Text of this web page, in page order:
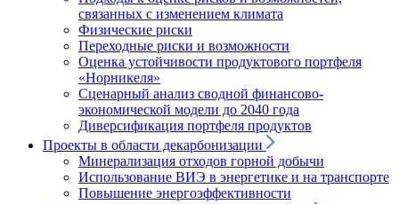
связанных с изменением климата
Физические риски
Переходные риски и возможности
Оценка устойчивости продуктового портфеля
«Норникеля»
Сценарный анализ сводной финансово-
экономической модели до 2040 года
Диверсификация портфеля продуктов
Проекты в области декарбонизации
Минерализация отходов горной добычи
Использование ВИЭ в энергетике и на транспорте
Повышение энергоэффективности